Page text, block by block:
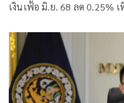
เงินเฟ้อ มิ.ย. 68 ลด 0.25%